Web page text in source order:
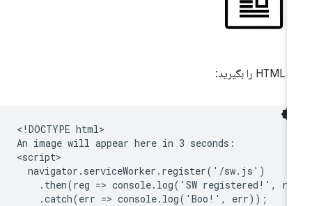
<!DOCTYPE html>
An image will appear here in 3 seconds:
<script>
  navigator.serviceWorker.register('/sw.js')
.then(reg => console.log('SW registered!',
    .catch(err => console.log('Boo!', err));